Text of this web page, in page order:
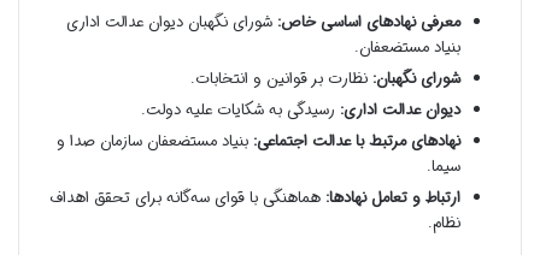
معرفی نهادهای اساسی خاص: شورای نگهبان دیوان عدالت اداری
بنیاد مستضعفان.
شورای نگهبان: نظارت بر قوانین و انتخابات.
دیوان عدالت اداری: رسیدگی به شکایات علیه دولت.
نهادهای مرتبط با عدالت اجتماعی: بنیاد مستضعفان سازمان صدا و
سیما.
ارتباط و تعامل نهادها: هماهنگی با قوای سه‌گانه برای تحقق اهداف
نظام.